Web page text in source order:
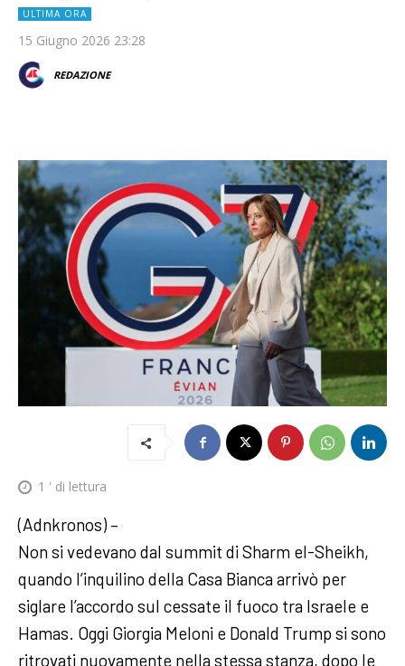
ULTIMA ORA
15 Giugno 2026 23:28
REDAZIONE
1 ' di lettura
(Adnkronos) –
Non si vedevano dal summit di Sharm el-Sheikh,
quando l’inquilino della Casa Bianca arrivò per
siglare l’accordo sul cessate il fuoco tra Israele e
Hamas. Oggi Giorgia Meloni e Donald Trump si sono
ritrovati nuovamente nella stessa stanza, dopo le